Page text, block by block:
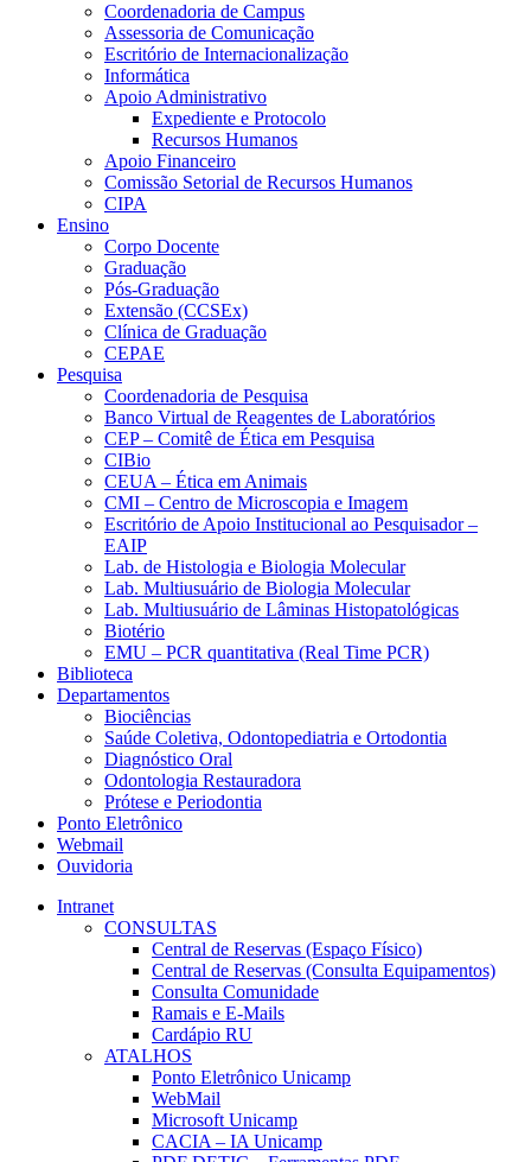
Coordenadoria de Campus
Assessoria de Comunicação
Escritório de Internacionalização
Informática
Apoio Administrativo
Expediente e Protocolo
Recursos Humanos
Apoio Financeiro
Comissão Setorial de Recursos Humanos
CIPA
Ensino
Corpo Docente
Graduação
Pós-Graduação
Extensão (CCSEx)
Clínica de Graduação
CEPAE
Pesquisa
Coordenadoria de Pesquisa
Banco Virtual de Reagentes de Laboratórios
CEP – Comitê de Ética em Pesquisa
CIBio
CEUA – Ética em Animais
CMI – Centro de Microscopia e Imagem
Escritório de Apoio Institucional ao Pesquisador –
EAIP
Lab. de Histologia e Biologia Molecular
Lab. Multiusuário de Biologia Molecular
Lab. Multiusuário de Lâminas Histopatológicas
Biotério
EMU – PCR quantitativa (Real Time PCR)
Biblioteca
Departamentos
Biociências
Saúde Coletiva, Odontopediatria e Ortodontia
Diagnóstico Oral
Odontologia Restauradora
Prótese e Periodontia
Ponto Eletrônico
Webmail
Ouvidoria
Intranet
CONSULTAS
Central de Reservas (Espaço Físico)
Central de Reservas (Consulta Equipamentos)
Consulta Comunidade
Ramais e E-Mails
Cardápio RU
ATALHOS
Ponto Eletrônico Unicamp
WebMail
Microsoft Unicamp
CACIA – IA Unicamp